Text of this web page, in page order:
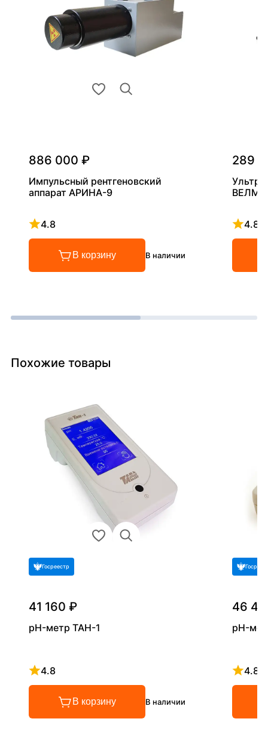
886 000 ₽
Импульсный рентгеновский
аппарат АРИНА-9
4.8
Рейтинг 4.8 из 5
В корзину В наличии
289
4.8
Похожие товары
Госреестр
41 160 ₽
pH-метр ТАН-1
4.8
Рейтинг 4.8 из 5
В корзину В наличии
46
pH-
4.8